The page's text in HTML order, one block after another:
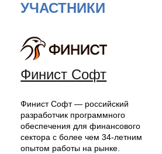
УЧАСТНИКИ
Финист Софт
Финист Софт — российский
разработчик программного
обеспечения для финансового
сектора с более чем 34-летним
опытом работы на рынке.